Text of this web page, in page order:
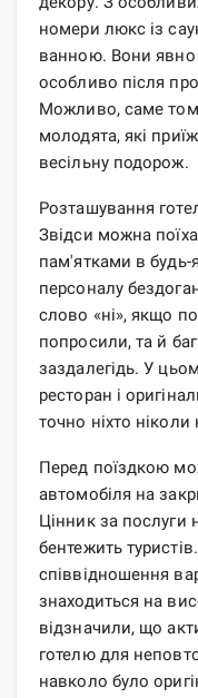
номери люкс із
ванною. Вони явно
особливо після
Можливо, саме
молодята, які
весільну подорож.
Розташування
Звідси можна
пам'ятками в
персоналу
слово «ні», якщо
попросили, та й
заздалегідь. У
ресторан і
точно ніхто ніколи
Перед поїздкою
автомобіля на
Цінник за послуги
бентежить
співвідношення
знаходиться на
відзначили, що
готелю для
навколо було